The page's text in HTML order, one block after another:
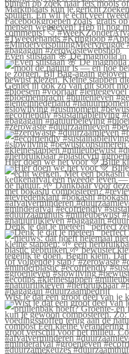
Even stilstaan 🌸 De magnolia
#zerowaste #duurzaamleven
Hier doen we het voor 💚 Blije
Denk je dat je meteen “perfect
Wist je dat een groot deel van je